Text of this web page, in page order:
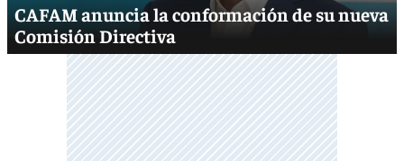
CAFAM anuncia la conformación de su nueva
Comisión Directiva